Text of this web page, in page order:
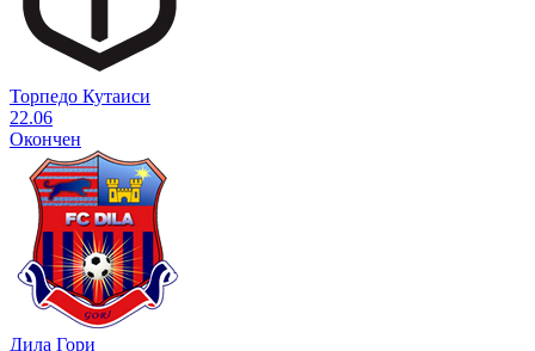
Торпедо Кутаиси
22.06
Окончен
Дила Гори